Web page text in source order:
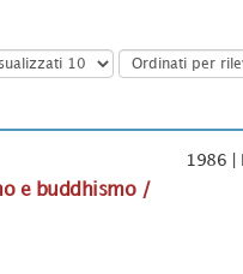
e buddhismo /
1986